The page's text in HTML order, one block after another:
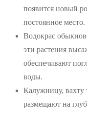
появится новый
постоянное место.
Водокрас
эти растения
обеспечивают
воды.
Калужницу, вахту
размещают на